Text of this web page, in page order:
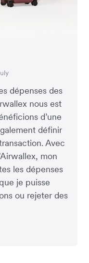
Bilue
dépenses des
nous est
d’une
définir
Avec
mon
les dépenses
je puisse
ou rejeter des
sociaux, Linktree
Pictures